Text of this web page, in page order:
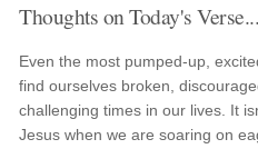
Thoughts on Today's Verse...
Even the most pumped-up,
find ourselves broken,
challenging times in our lives. It
Jesus when we are soaring on